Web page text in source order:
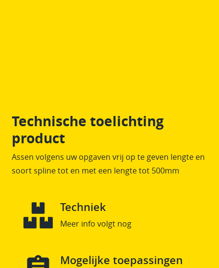
Technische toelichting
product
Assen volgens uw opgaven vrij op te geven lengte en
soort spline tot en met een lengte tot 500mm
Techniek
Meer info volgt nog
Mogelijke toepassingen